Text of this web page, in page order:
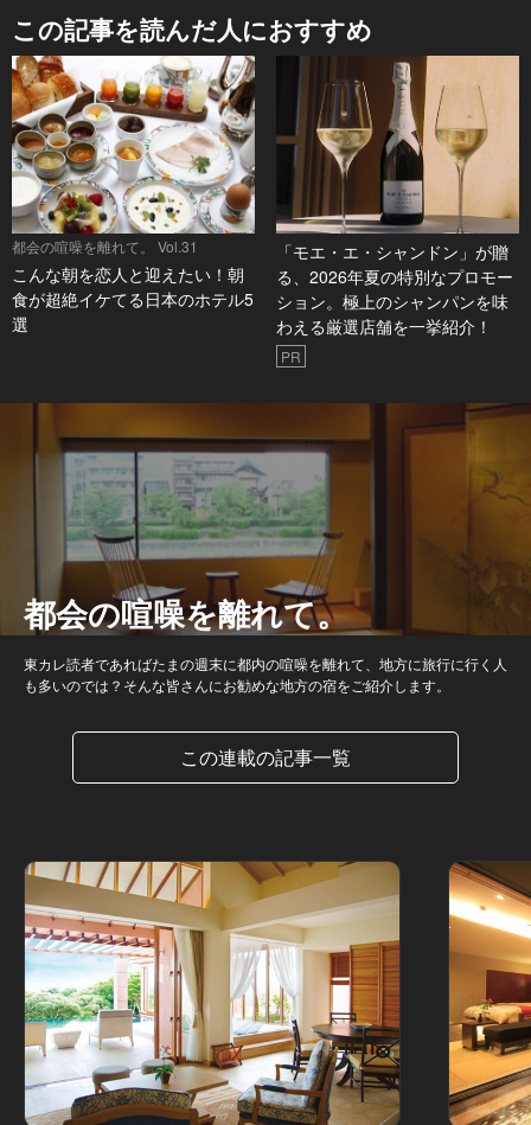
この記事を読んだ人におすすめ
都会の喧噪を離れて。 Vol.31
こんな朝を恋人と迎えたい！朝
食が超絶イケてる日本のホテル5
選
「モエ・エ・シャンドン」が贈
る、2026年夏の特別なプロモー
ション。極上のシャンパンを味
わえる厳選店舗を一挙紹介！
PR
都会の喧噪を離れて。
東カレ読者であればたまの週末に都内の喧噪を離れて、地方に旅行に行く人
も多いのでは？そんな皆さんにお勧めな地方の宿をご紹介します。
この連載の記事一覧